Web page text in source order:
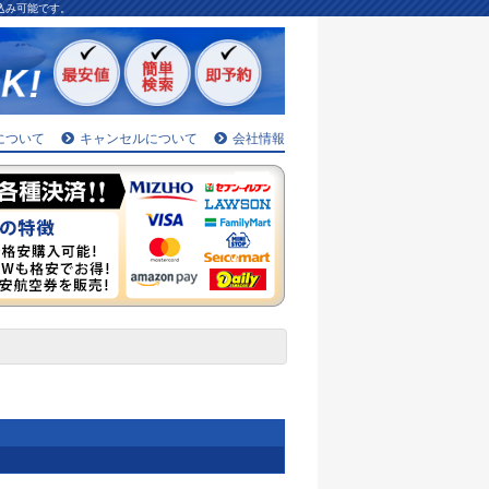
可能です。
ついて キャンセルについて 会社情報